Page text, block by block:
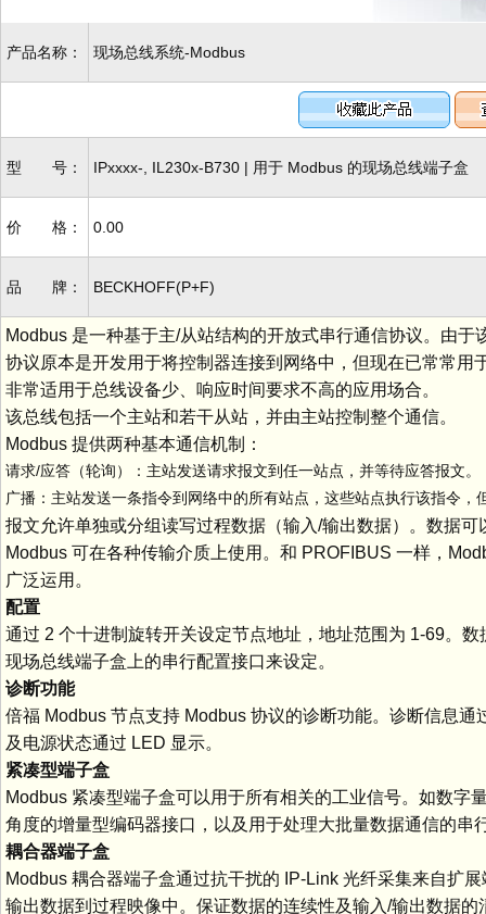
产品名称： 现场总线系统-Modbus
型 号： IPxxxx-, IL230x-B730 | 用于 Modbus 的现场总线端子盒
价 格： 0.00
品 牌： BECKHOFF(P+F)
Modbus 是一种基于主/从站结构的开放式串行通信协议。由
协议原本是开发用于将控制器连接到网络中，但现在已常常
非常适用于总线设备少、响应时间要求不高的应用场合。
该总线包括一个主站和若干从站，并由主站控制整个通信。
Modbus 提供两种基本通信机制：
请求/应答（轮询）：主站发送请求报文到任一站点，并等待应答报文。
广播：主站发送一条指令到网络中的所有站点，这些站点执行该指令，
报文允许单独或分组读写过程数据（输入/输出数据）。数据
Modbus 可在各种传输介质上使用。和 PROFIBUS 一样，
广泛运用。
配置
通过 2 个十进制旋转开关设定节点地址，地址范围为 1-69。
现场总线端子盒上的串行配置接口来设定。
诊断功能
倍福 Modbus 节点支持 Modbus 协议的诊断功能。诊断信息
及电源状态通过 LED 显示。
紧凑型端子盒
Modbus 紧凑型端子盒可以用于所有相关的工业信号。如数
角度的增量型编码器接口，以及用于处理大批量数据通信的串
耦合器端子盒
Modbus 耦合器端子盒通过抗干扰的 IP-Link 光纤采集来自扩
输出数据到过程映像中。保证数据的连续性及输入/输出数据